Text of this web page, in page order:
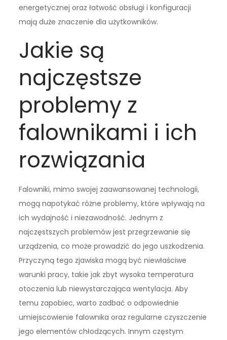
energetycznej oraz łatwość obsługi i konfiguracji
mają duże znaczenie dla użytkowników.
Jakie są
najczęstsze
problemy z
falownikami i ich
rozwiązania
Falowniki, mimo swojej zaawansowanej technologii,
mogą napotykać różne problemy, które wpływają na
ich wydajność i niezawodność. Jednym z
najczęstszych problemów jest przegrzewanie się
urządzenia, co może prowadzić do jego uszkodzenia.
Przyczyną tego zjawiska mogą być niewłaściwe
warunki pracy, takie jak zbyt wysoka temperatura
otoczenia lub niewystarczająca wentylacja. Aby
temu zapobiec, warto zadbać o odpowiednie
umiejscowienie falownika oraz regularne czyszczenie
jego elementów chłodzących. Innym częstym